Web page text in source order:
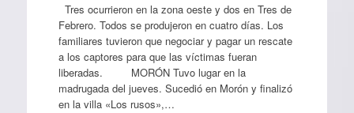
Tres ocurrieron en la zona oeste y dos en Tres de
Febrero. Todos se produjeron en cuatro días. Los
familiares tuvieron que negociar y pagar un rescate
a los captores para que las víctimas fueran
liberadas. MORÓN Tuvo lugar en la
madrugada del jueves. Sucedió en Morón y finalizó
en la villa «Los rusos»,…